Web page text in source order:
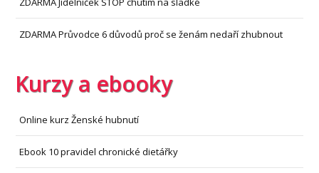
ZDARMA Průvodce 6 důvodů proč se ženám nedaří zhubnout
Kurzy a ebooky
Online kurz Ženské hubnutí
Ebook 10 pravidel chronické dietářky